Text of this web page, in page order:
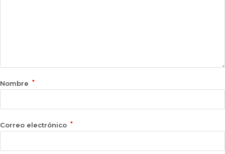
Nombre *
Correo electrónico *